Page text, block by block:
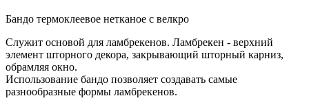
Бандо термоклеевое нетканое с велкро
Служит основой для ламбрекенов. Ламбрекен - верхний
элемент шторного декора, закрывающий шторный карниз,
обрамляя окно.
Использование бандо позволяет создавать самые
разнообразные формы ламбрекенов.